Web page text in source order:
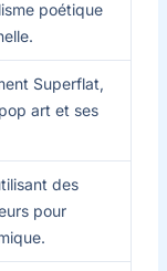
poétique
Superflat,
art et ses
des
pour